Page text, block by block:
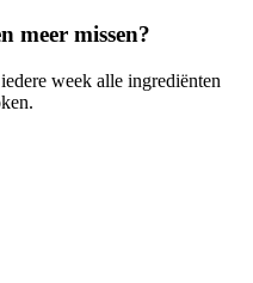
meer missen?
week alle ingrediënten